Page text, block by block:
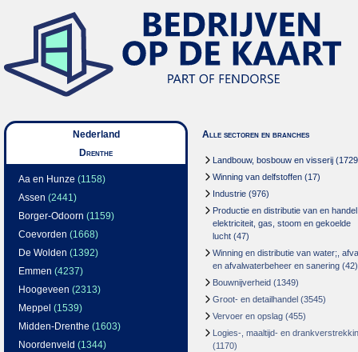
Nederland
Drenthe
Aa en Hunze (1158)
Assen (2441)
Borger-Odoorn (1159)
Coevorden (1668)
De Wolden (1392)
Emmen (4237)
Hoogeveen (2313)
Meppel (1539)
Midden-Drenthe (1603)
Noordenveld (1344)
Alle sectoren en branches
Landbouw, bosbouw en visserij
Winning van delfstoffen (17)
Industrie (976)
Productie en distributie van en
elektriciteit, gas, stoom en gekoelde
lucht (47)
Winning en distributie van water;,
en afvalwaterbeheer en sanering (42)
Bouwnijverheid (1349)
Groot- en detailhandel (3545)
Vervoer en opslag (455)
Logies-, maaltijd- en
(1170)